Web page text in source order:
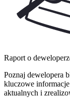
Raport o
Poznaj dewelopera
kluczowe
aktualnych i